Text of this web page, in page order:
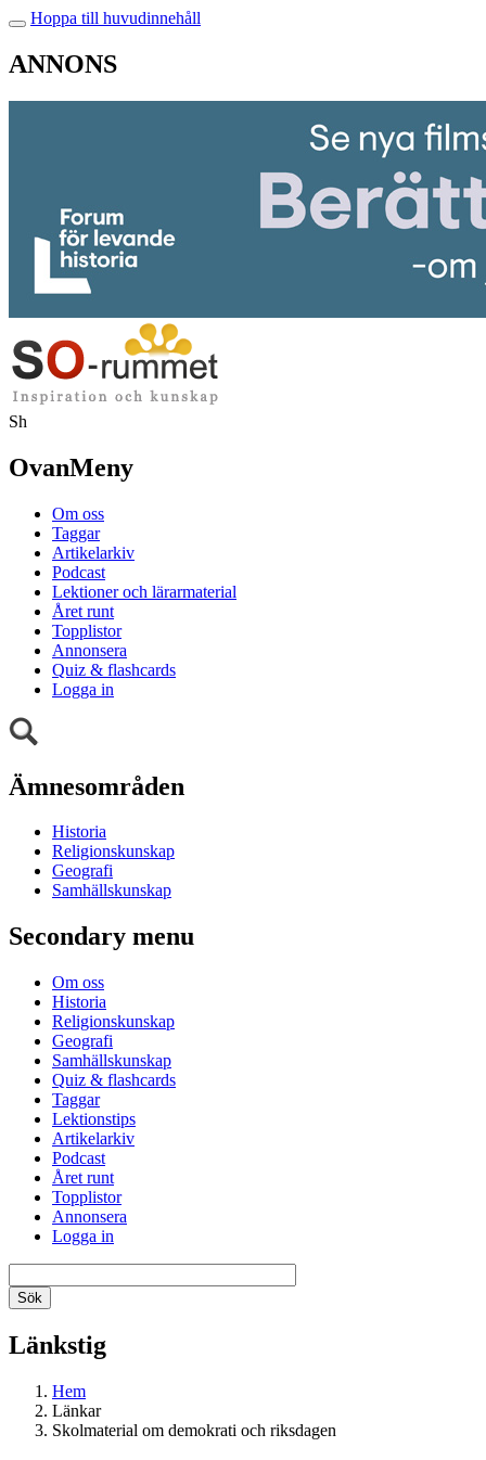
Hoppa till huvudinnehåll
ANNONS
Sh
OvanMeny
Om oss
Taggar
Artikelarkiv
Podcast
Lektioner och lärarmaterial
Året runt
Topplistor
Annonsera
Quiz & flashcards
Logga in
Ämnesområden
Historia
Religionskunskap
Geografi
Samhällskunskap
Secondary menu
Om oss
Historia
Religionskunskap
Geografi
Samhällskunskap
Quiz & flashcards
Taggar
Lektionstips
Artikelarkiv
Podcast
Året runt
Topplistor
Annonsera
Logga in
Länkstig
Hem
Länkar
Skolmaterial om demokrati och riksdagen